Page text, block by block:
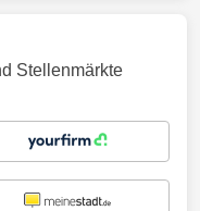
Stellenmärkte